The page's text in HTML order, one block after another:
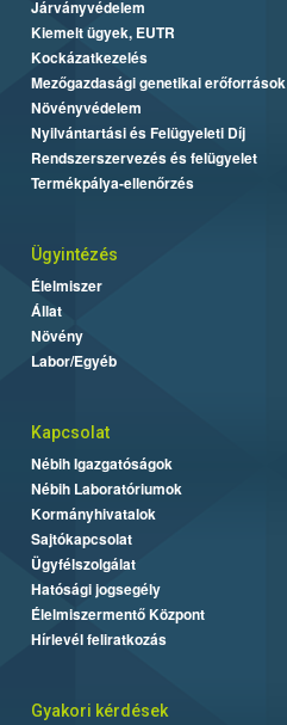
Járványvédelem
Kiemelt ügyek, EUTR
Kockázatkezelés
Mezőgazdasági genetikai erőforrások
Növényvédelem
Nyilvántartási és Felügyeleti Díj
Rendszerszervezés és felügyelet
Termékpálya-ellenőrzés
Ügyintézés
Élelmiszer
Állat
Növény
Labor/Egyéb
Kapcsolat
Nébih Igazgatóságok
Nébih Laboratóriumok
Kormányhivatalok
Sajtókapcsolat
Ügyfélszolgálat
Hatósági jogsegély
Élelmiszermentő Központ
Hírlevél feliratkozás
Gyakori kérdések